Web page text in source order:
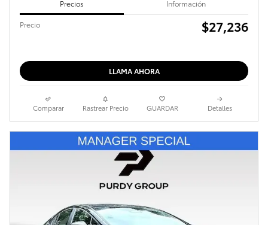
Precios Información
Precio $27,236
LLAMA AHORA
Comparar Rastrear Precio GUARDAR Detalles